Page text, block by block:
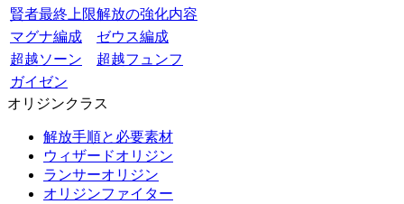
賢者最終上限解放の強化内容
マグナ編成
ゼウス編成
超越ソーン
超越フュンフ
ガイゼン
オリジンクラス
解放手順と必要素材
ウィザードオリジン
ランサーオリジン
オリジンファイター